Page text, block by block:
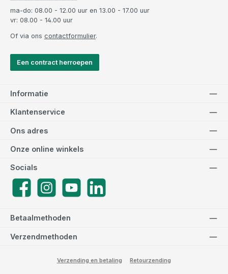
ma-do: 08.00 - 12.00 uur en 13.00 - 17.00 uur
vr: 08.00 - 14.00 uur
Of via ons contactformulier.
Een contract herroepen
Informatie
Klantenservice
Betaalmethoden
Verzendmethoden
Ons adres
Socials
FacebookInstagramYouTube
Onze online winkels
Verzending en betaling Retourzending